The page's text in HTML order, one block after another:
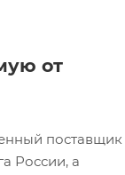
от
поставщик
России, а